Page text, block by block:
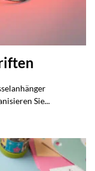
Sie...